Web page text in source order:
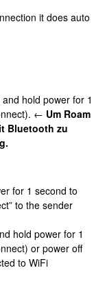
it does auto
hold power for 1
← Um Roam
Bluetooth zu
for 1 second to
to the sender
hold power for 1
or power off
to WiFi